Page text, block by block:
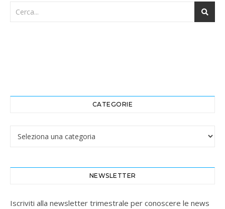
CATEGORIE
Categorie
NEWSLETTER
Iscriviti alla newsletter trimestrale per conoscere le news